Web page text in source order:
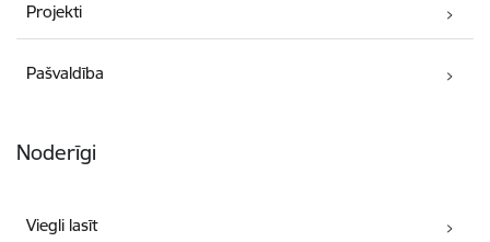
Projekti
Pašvaldība
Noderīgi
Viegli lasīt